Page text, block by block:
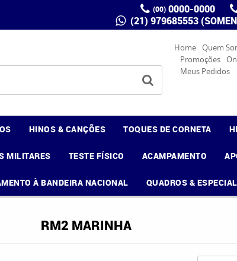
(00) 0000-0000
(21) 979685553
Home Quem
Promoções
Meus Pedidos
HINOS & CANÇÕES TOQUES DE CORNETA
MILITARES TESTE FÍSICO ACAMPAMENTO
À BANDEIRA NACIONAL QUADROS &
RM2 MARINHA